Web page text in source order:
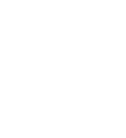
kW, Benzine,